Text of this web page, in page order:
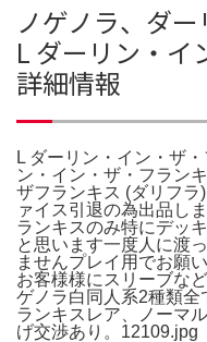
ノゲノラ、ダ
L ダーリン・イ
詳細情報
L ダーリン・イン・ザ
ン・イン・ザ・フラン
ザフランキス (ダリフ
ァイス引退の為出品し
ランキスのみ特にデッ
と思います一度人に渡
ませんプレイ用でお願
お客様様にスリーブな
ゲノラ白同人系2種類全
ランキスレア、ノーマ
げ交渉あり。12109.jpg